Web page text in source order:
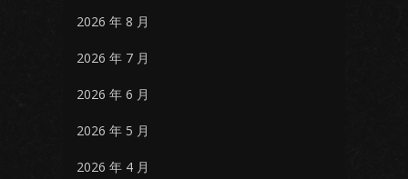
2026 年 8 月
2026 年 7 月
2026 年 6 月
2026 年 5 月
2026 年 4 月